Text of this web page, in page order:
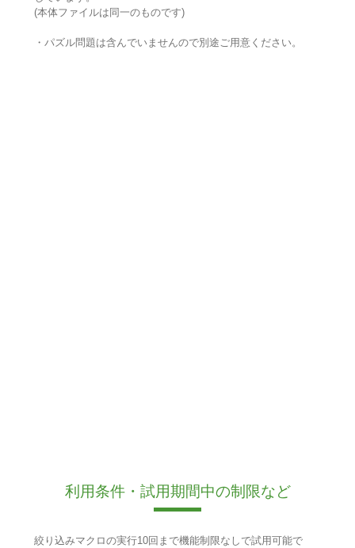
(本体ファイルは同一のものです)
・パズル問題は含んでいませんので別途ご用意ください。
利用条件・試用期間中の制限など
絞り込みマクロの実行10回まで機能制限なしで試用可能で